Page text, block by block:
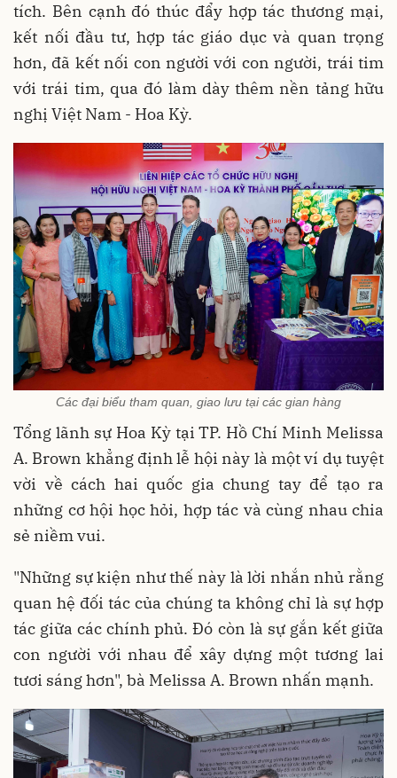
tích. Bên cạnh đó thúc đẩy hợp tác thương mại,
kết nối đầu tư, hợp tác giáo dục và quan trọng
hơn, đã kết nối con người với con người, trái tim
với trái tim, qua đó làm dày thêm nền tảng hữu
nghị Việt Nam - Hoa Kỳ.
Các đại biểu tham quan, giao lưu tại các gian hàng
Tổng lãnh sự Hoa Kỳ tại TP. Hồ Chí Minh Melissa
A. Brown khẳng định lễ hội này là một ví dụ tuyệt
vời về cách hai quốc gia chung tay để tạo ra
những cơ hội học hỏi, hợp tác và cùng nhau chia
sẻ niềm vui.
"Những sự kiện như thế này là lời nhắn nhủ rằng
quan hệ đối tác của chúng ta không chỉ là sự hợp
tác giữa các chính phủ. Đó còn là sự gắn kết giữa
con người với nhau để xây dựng một tương lai
tươi sáng hơn", bà Melissa A. Brown nhấn mạnh.